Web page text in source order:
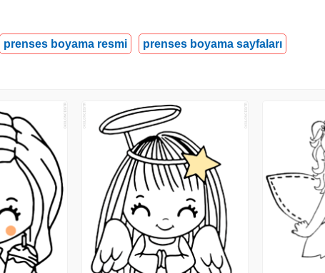
prenses boyama resmi prenses boyama sayfaları